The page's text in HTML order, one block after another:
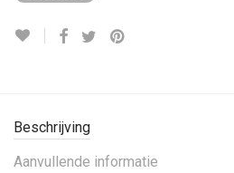
Beschrijving
Aanvullende informatie